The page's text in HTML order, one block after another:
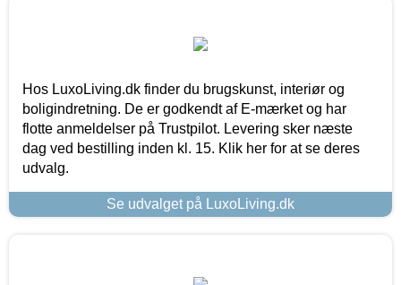
Hos LuxoLiving.dk finder du brugskunst, interiør og
boligindretning. De er godkendt af E-mærket og har
flotte anmeldelser på Trustpilot. Levering sker næste
dag ved bestilling inden kl. 15. Klik her for at se deres
udvalg.
Se udvalget på LuxoLiving.dk